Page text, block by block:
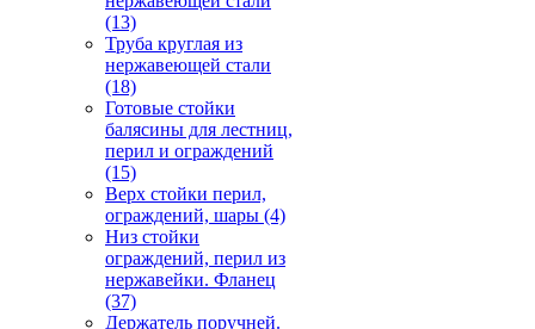
(13)
Труба круглая из
нержавеющей стали
(18)
Готовые стойки
балясины для лестниц,
перил и ограждений
(15)
Верх стойки перил,
ограждений, шары (4)
Низ стойки
ограждений, перил из
нержавейки. Фланец
(37)
Держатель поручней.